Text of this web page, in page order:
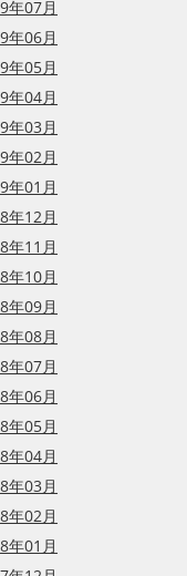
年07月
年06月
年05月
年04月
年03月
年02月
年01月
年12月
年11月
年10月
年09月
年08月
年07月
年06月
年05月
年04月
年03月
年02月
年01月